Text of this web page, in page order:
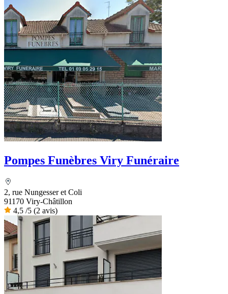
Pompes Funèbres Viry Funéraire
2, rue Nungesser et Coli
91170 Viry-Châtillon
4,5 /5 (2 avis)